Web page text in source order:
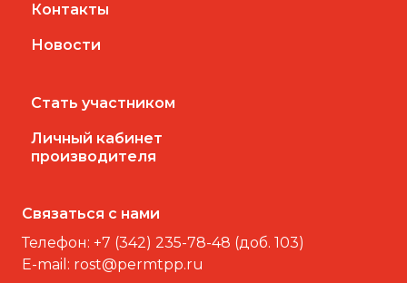
Контакты
Новости
Стать участником
Личный кабинет
производителя
Связаться с нами
Телефон: +7 (342) 235-78-48 (доб. 103)
E-mail: rost@permtpp.ru